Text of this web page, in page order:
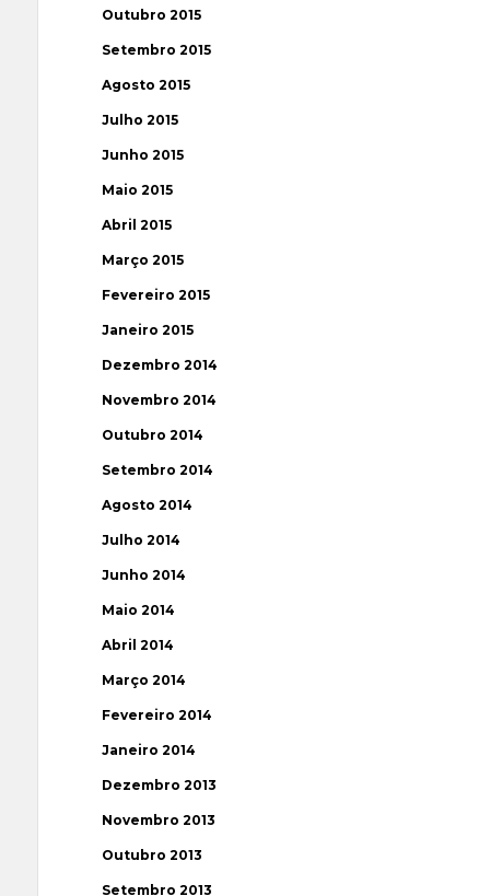
Outubro 2015
Setembro 2015
Agosto 2015
Julho 2015
Junho 2015
Maio 2015
Abril 2015
Março 2015
Fevereiro 2015
Janeiro 2015
Dezembro 2014
Novembro 2014
Outubro 2014
Setembro 2014
Agosto 2014
Julho 2014
Junho 2014
Maio 2014
Abril 2014
Março 2014
Fevereiro 2014
Janeiro 2014
Dezembro 2013
Novembro 2013
Outubro 2013
Setembro 2013